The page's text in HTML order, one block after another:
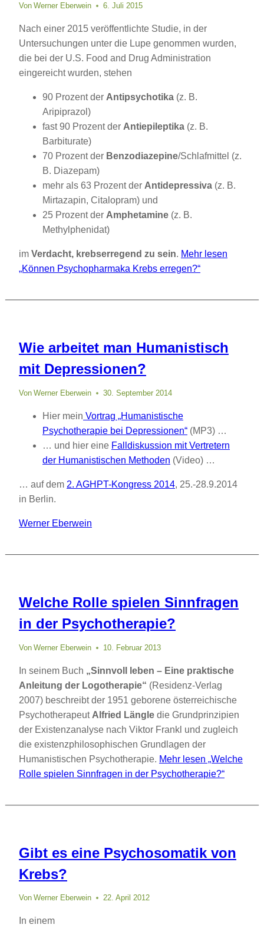
Von Werner Eberwein 6. Juli 2015
Nach einer 2015 veröffentlichte Studie, in der
Untersuchungen unter die Lupe genommen wurden,
die bei der U.S. Food and Drug Administration
eingereicht wurden, stehen
90 Prozent der Antipsychotika (z. B.
Aripiprazol)
fast 90 Prozent der Antiepileptika (z. B.
Barbiturate)
70 Prozent der Benzodiazepine/Schlafmittel (z.
B. Diazepam)
mehr als 63 Prozent der Antidepressiva (z. B.
Mirtazapin, Citalopram) und
25 Prozent der Amphetamine (z. B.
Methylphenidat)
im Verdacht, krebserregend zu sein. Mehr lesen
„Können Psychopharmaka Krebs erregen?“
Wie arbeitet man Humanistisch
mit Depressionen?
Von Werner Eberwein 30. September 2014
Hier mein Vortrag „Humanistische
Psychotherapie bei Depressionen“ (MP3) …
… und hier eine Falldiskussion mit Vertretern
der Humanistischen Methoden (Video) …
… auf dem 2. AGHPT-Kongress 2014, 25.-28.9.2014
in Berlin.
Werner Eberwein
Welche Rolle spielen Sinnfragen
in der Psychotherapie?
Von Werner Eberwein 10. Februar 2013
In seinem Buch „Sinnvoll leben – Eine praktische
Anleitung der Logotherapie“ (Residenz-Verlag
2007) beschreibt der 1951 geborene österreichische
Psychotherapeut Alfried Längle die Grundprinzipien
der Existenzanalyse nach Viktor Frankl und zugleich
die existenzphilosophischen Grundlagen der
Humanistischen Psychotherapie. Mehr lesen „Welche
Rolle spielen Sinnfragen in der Psychotherapie?“
Gibt es eine Psychosomatik von
Krebs?
Von Werner Eberwein 22. April 2012
In einem